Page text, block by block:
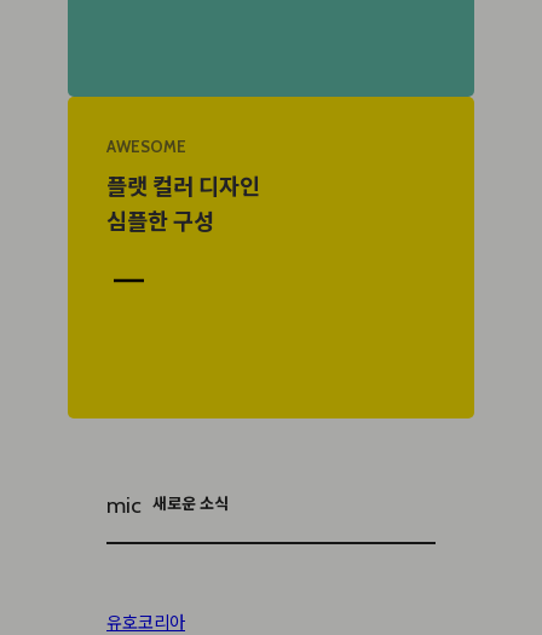
AWESOME
플랫 컬러 디자인
심플한 구성
mic 새로운 소식
유호코리아